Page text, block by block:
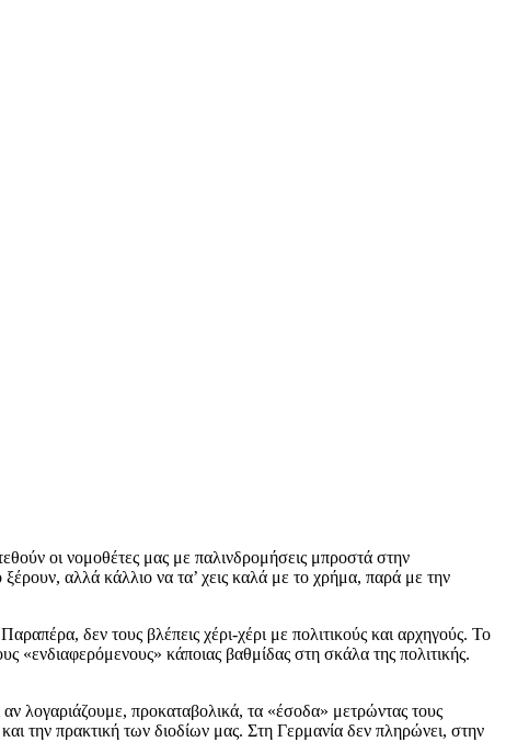
οι νομοθέτες μας με παλινδρομήσεις μπροστά στην
αλλά κάλλιο να τα’ χεις καλά με το χρήμα, παρά με την
δεν τους βλέπεις χέρι-χέρι με πολιτικούς και αρχηγούς. Το
κάποιας βαθμίδας στη σκάλα της πολιτικής.
λογαριάζουμε, προκαταβολικά, τα «έσοδα» μετρώντας τους
την πρακτική των διοδίων μας. Στη Γερμανία δεν πληρώνει, στην